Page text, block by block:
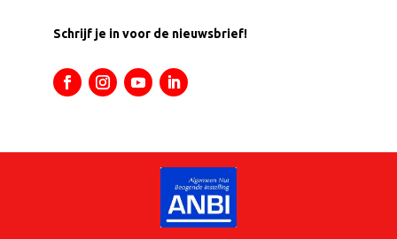
Schrijf je in voor de nieuwsbrief!